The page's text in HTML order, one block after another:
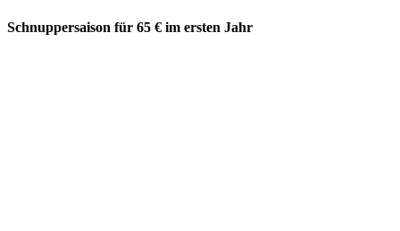
Schnuppersaison für 65 € im ersten Jahr